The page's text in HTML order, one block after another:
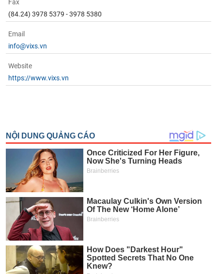
Fax
(84.24) 3978 5379 - 3978 5380
Email
info@vixs.vn
Website
https://www.vixs.vn